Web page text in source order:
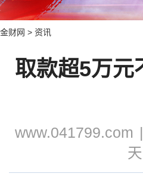
金财网 > 资讯
取款超5万元
www.041799.com